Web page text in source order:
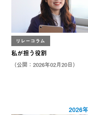
リレーコラム
私が担う役割
（公開：2026年02月20日）
2026